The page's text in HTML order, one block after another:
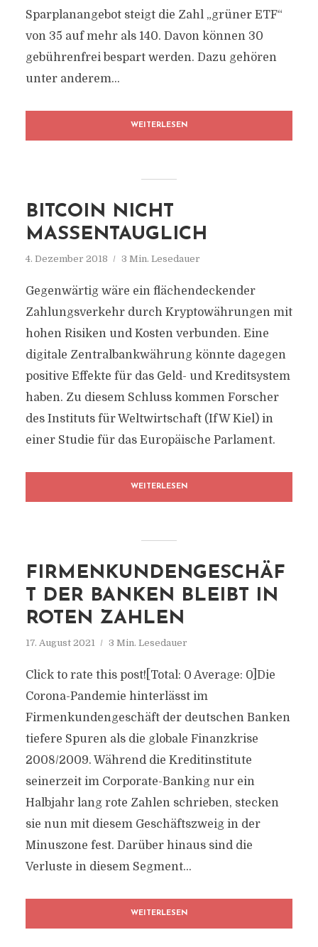
Sparplanangebot steigt die Zahl „grüner ETF“
von 35 auf mehr als 140. Davon können 30
gebührenfrei bespart werden. Dazu gehören
unter anderem...
WEITERLESEN
BITCOIN NICHT
MASSENTAUGLICH
4. Dezember 2018 3 Min. Lesedauer
Gegenwärtig wäre ein flächendeckender
Zahlungsverkehr durch Kryptowährungen mit
hohen Risiken und Kosten verbunden. Eine
digitale Zentralbankwährung könnte dagegen
positive Effekte für das Geld- und Kreditsystem
haben. Zu diesem Schluss kommen Forscher
des Instituts für Weltwirtschaft (IfW Kiel) in
einer Studie für das Europäische Parlament.
WEITERLESEN
FIRMENKUNDENGESCHÄF
T DER BANKEN BLEIBT IN
ROTEN ZAHLEN
17. August 2021 3 Min. Lesedauer
Click to rate this post![Total: 0 Average: 0]Die
Corona-Pandemie hinterlässt im
Firmenkundengeschäft der deutschen Banken
tiefere Spuren als die globale Finanzkrise
2008/2009. Während die Kreditinstitute
seinerzeit im Corporate-Banking nur ein
Halbjahr lang rote Zahlen schrieben, stecken
sie nun mit diesem Geschäftszweig in der
Minuszone fest. Darüber hinaus sind die
Verluste in diesem Segment...
WEITERLESEN